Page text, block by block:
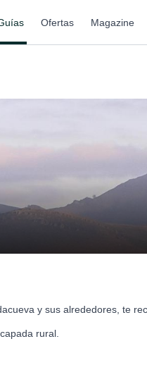
Ofertas Magazine
y sus alrededores, te
rural.